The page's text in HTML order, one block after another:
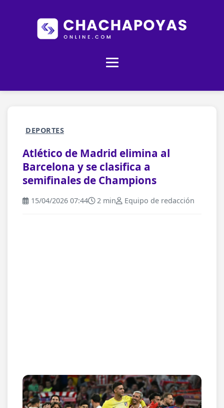
DEPORTES
Atlético de Madrid elimina al
Barcelona y se clasifica a
semifinales de Champions
15/04/2026 07:44 2 min Equipo de redacción